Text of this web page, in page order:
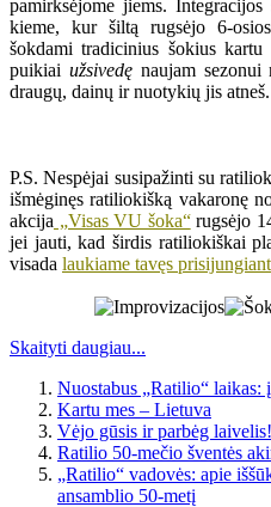
pamirksėjome jiems.
kieme, kur šiltą rugsėjo 6-
šokdami tradicinius šokius
puikiai užsivedę naujam
draugų, dainų ir nuotykių jis atneš.
P.S. Nespėjai susipažinti su
išmėginęs ratiliokišką vakaronę
akcija „Visas VU šoka“rugsėjo
jei jauti, kad širdis ratiliokiškai
visada laukiame tavęs prisijungiant
Skaityti daugiau...
Nuostabus „Ratilio“ laikas:
Kartu mes – Lietuva
Vėjo gūsis ir parbėg laivelis!
Ratilio 50-mečio šventės
„Ratilio“ vadovės: apie
ansamblio 50-metį